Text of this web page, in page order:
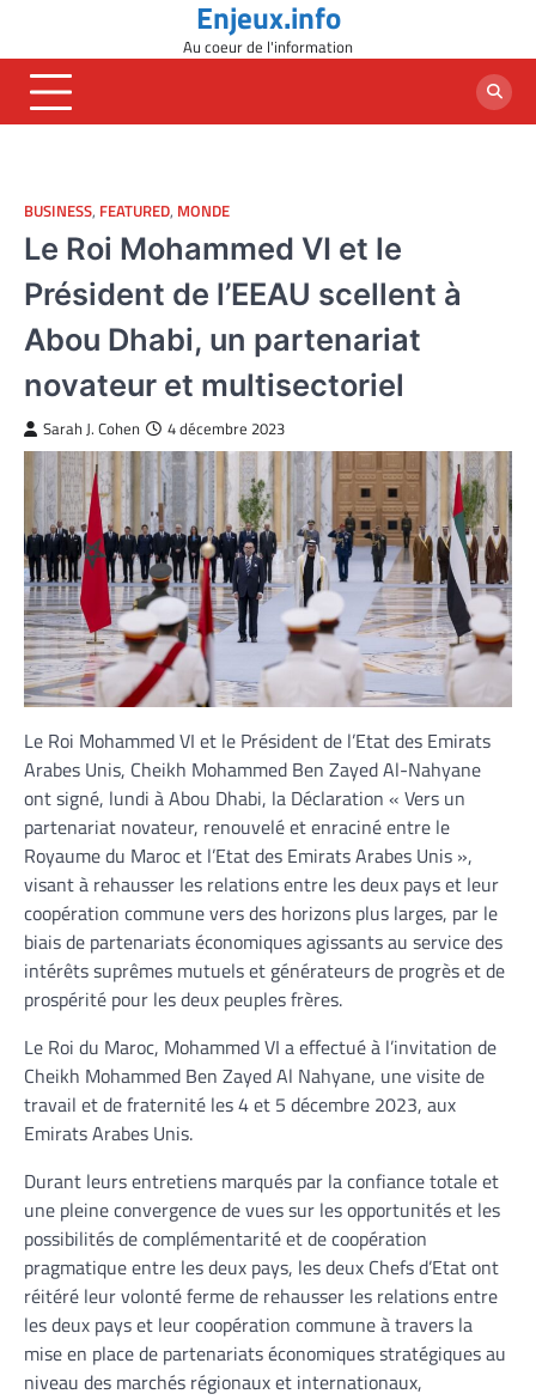
content
Enjeux.info
Au coeur de l'information
BUSINESS, FEATURED, MONDE
Le Roi Mohammed VI et le
Président de l’EEAU scellent à
Abou Dhabi, un partenariat
novateur et multisectoriel
Sarah J. Cohen 4 décembre 2023
Le Roi Mohammed VI et le Président de l’Etat des Emirats
Arabes Unis, Cheikh Mohammed Ben Zayed Al-Nahyane
ont signé, lundi à Abou Dhabi, la Déclaration « Vers un
partenariat novateur, renouvelé et enraciné entre le
Royaume du Maroc et l’Etat des Emirats Arabes Unis »,
visant à rehausser les relations entre les deux pays et leur
coopération commune vers des horizons plus larges, par le
biais de partenariats économiques agissants au service des
intérêts suprêmes mutuels et générateurs de progrès et de
prospérité pour les deux peuples frères.
Le Roi du Maroc, Mohammed VI a effectué à l’invitation de
Cheikh Mohammed Ben Zayed Al Nahyane, une visite de
travail et de fraternité les 4 et 5 décembre 2023, aux
Emirats Arabes Unis.
Durant leurs entretiens marqués par la confiance totale et
une pleine convergence de vues sur les opportunités et les
possibilités de complémentarité et de coopération
pragmatique entre les deux pays, les deux Chefs d’Etat ont
réitéré leur volonté ferme de rehausser les relations entre
les deux pays et leur coopération commune à travers la
mise en place de partenariats économiques stratégiques au
niveau des marchés régionaux et internationaux,